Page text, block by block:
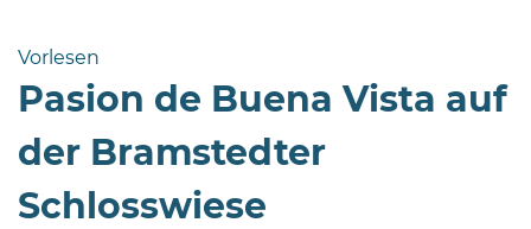
Bramstedt
Bleeck 15-
24576 Bad
Bramstedt
04192-
Vorlesen
Pasion de Buena Vista auf
der Bramstedter
Schlosswiese